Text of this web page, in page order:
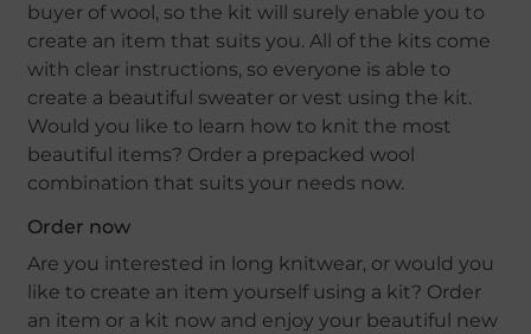
buyer of wool, so the kit will surely enable you to
create an item that suits you. All of the kits come
with clear instructions, so everyone is able to
create a beautiful sweater or vest using the kit.
Would you like to learn how to knit the most
beautiful items? Order a prepacked wool
combination that suits your needs now.
Order now
Are you interested in long knitwear, or would you
like to create an item yourself using a kit? Order
an item or a kit now and enjoy your beautiful new